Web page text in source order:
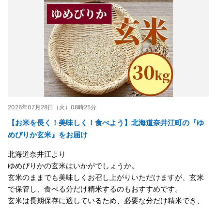
2026年07月28日（火）08時25分
【お米を長く！美味しく！食べよう】北海道奈井江町の『ゆ
めぴりか玄米』をお届け
北海道奈井江より
ゆめぴりかの玄米はいかがでしょうか。
玄米のままでも美味しくお召し上がりいただけますが、玄米
で保管し、食べる分だけ精米するのもおすすめです。
玄米は長期保存に適しているため、必要な分だけ精米でき、